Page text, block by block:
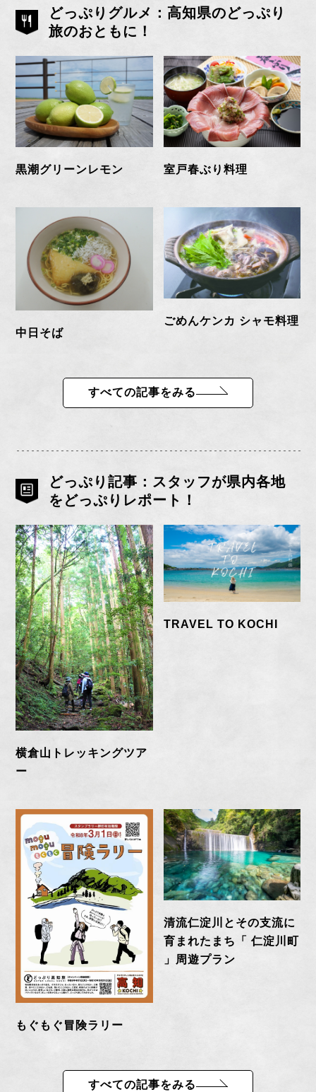
どっぷりグルメ：高知県のどっぷり
旅のおともに！
黒潮グリーンレモン 室戸春ぶり料理
中日そば
ごめんケンカ シャモ料理
すべての記事をみる
どっぷり記事：スタッフが県内各地
をどっぷりレポート！
横倉山トレッキングツア
ー
TRAVEL TO KOCHI
もぐもぐ冒険ラリー
清流仁淀川とその支流に
育まれたまち「 仁淀川町
」周遊プラン
すべての記事をみる